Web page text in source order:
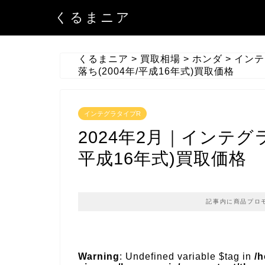
くるまニア
くるまニア > 買取相場 > ホンダ > イン
落ち(2004年/平成16年式)買取価格
インテグラタイプR
2024年2月｜インテグ
平成16年式)買取価格
記事内に商品プロ
Warning: Undefined variable $tag in /